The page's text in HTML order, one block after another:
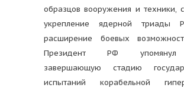
образцов вооружения и техники,
укрепление ядерной триады
расширение боевых
Президент РФ
завершающую стадию
испытаний корабельной